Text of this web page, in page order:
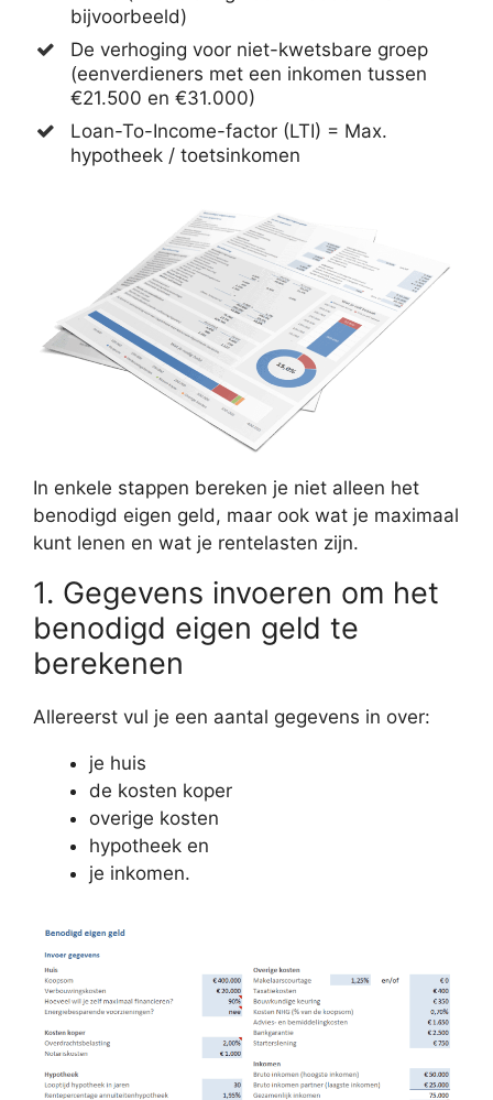
bijvoorbeeld)
De verhoging voor niet-kwetsbare groep
(eenverdieners met een inkomen tussen
€21.500 en €31.000)
Loan-To-Income-factor (LTI) = Max.
hypotheek / toetsinkomen
In enkele stappen bereken je niet alleen het
benodigd eigen geld, maar ook wat je maximaal
kunt lenen en wat je rentelasten zijn.
1. Gegevens invoeren om het
benodigd eigen geld te
berekenen
Allereerst vul je een aantal gegevens in over:
je huis
de kosten koper
overige kosten
hypotheek en
je inkomen.